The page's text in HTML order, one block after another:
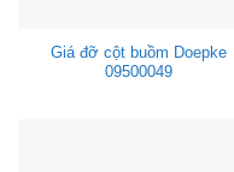
Giá đỡ cột buồm Doepke
09500049